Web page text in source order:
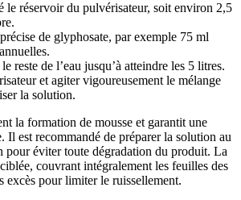
le réservoir du pulvérisateur, soit environ 2,5
de glyphosate, par exemple 75 ml
reste de l’eau jusqu’à atteindre les 5 litres.
et agiter vigoureusement le mélange
la solution.
la formation de mousse et garantit une
Il est recommandé de préparer la solution au
pour éviter toute dégradation du produit. La
couvrant intégralement les feuilles des
excès pour limiter le ruissellement.